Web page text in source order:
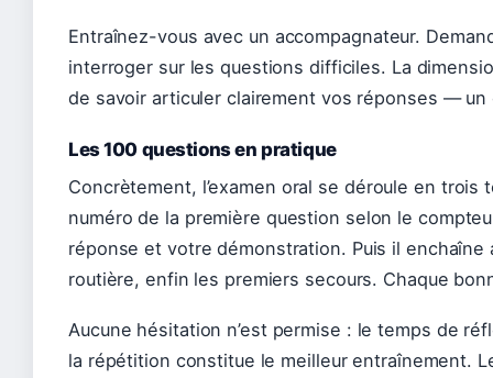
Entraînez-vous avec un accompagnateur.
interroger sur les questions difficiles. La
de savoir articuler clairement vos réponses — un
Les 100 questions en pratique
Concrètement, l’examen oral se déroule en trois
numéro de la première question selon le
réponse et votre démonstration. Puis il
routière, enfin les premiers secours. Chaque
Aucune hésitation n’est permise : le temps de
la répétition constitue le meilleur entraînement.